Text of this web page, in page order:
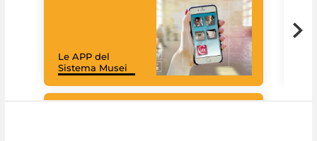
Le APP del
Sistema Musei